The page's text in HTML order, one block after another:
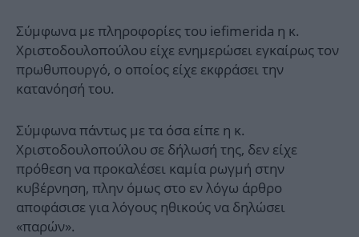
Σύμφωνα με πληροφορίες του iefimerida η κ.
Χριστοδουλοπούλου είχε ενημερώσει εγκαίρως τον
πρωθυπουργό, ο οποίος είχε εκφράσει την
κατανόησή του.
Σύμφωνα πάντως με τα όσα είπε η κ.
Χριστοδουλοπούλου σε δήλωσή της, δεν είχε
πρόθεση να προκαλέσει καμία ρωγμή στην
κυβέρνηση, πλην όμως στο εν λόγω άρθρο
αποφάσισε για λόγους ηθικούς να δηλώσει
«παρών».